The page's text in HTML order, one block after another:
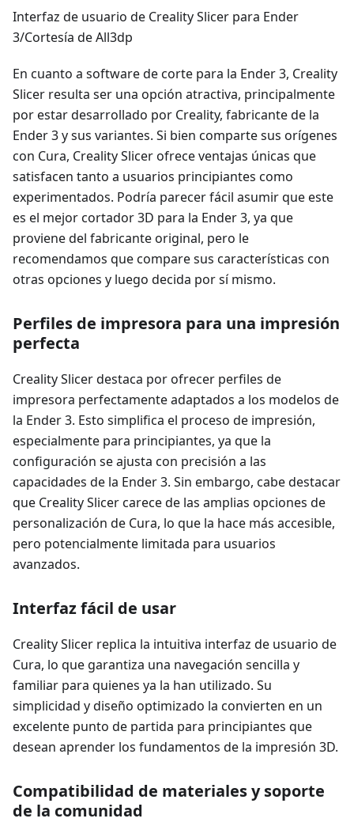
Interfaz de usuario de Creality Slicer para Ender
3/Cortesía de All3dp
En cuanto a software de corte para la Ender 3, Creality
Slicer resulta ser una opción atractiva, principalmente
por estar desarrollado por Creality, fabricante de la
Ender 3 y sus variantes. Si bien comparte sus orígenes
con Cura, Creality Slicer ofrece ventajas únicas que
satisfacen tanto a usuarios principiantes como
experimentados. Podría parecer fácil asumir que este
es el mejor cortador 3D para la Ender 3, ya que
proviene del fabricante original, pero le
recomendamos que compare sus características con
otras opciones y luego decida por sí mismo.
Perfiles de impresora para una impresión
perfecta
Creality Slicer destaca por ofrecer perfiles de
impresora perfectamente adaptados a los modelos de
la Ender 3. Esto simplifica el proceso de impresión,
especialmente para principiantes, ya que la
configuración se ajusta con precisión a las
capacidades de la Ender 3. Sin embargo, cabe destacar
que Creality Slicer carece de las amplias opciones de
personalización de Cura, lo que la hace más accesible,
pero potencialmente limitada para usuarios
avanzados.
Interfaz fácil de usar
Creality Slicer replica la intuitiva interfaz de usuario de
Cura, lo que garantiza una navegación sencilla y
familiar para quienes ya la han utilizado. Su
simplicidad y diseño optimizado la convierten en un
excelente punto de partida para principiantes que
desean aprender los fundamentos de la impresión 3D.
Compatibilidad de materiales y soporte
de la comunidad